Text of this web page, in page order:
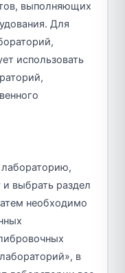
выполняющих
Для
использовать
выбрать раздел
необходимо
в